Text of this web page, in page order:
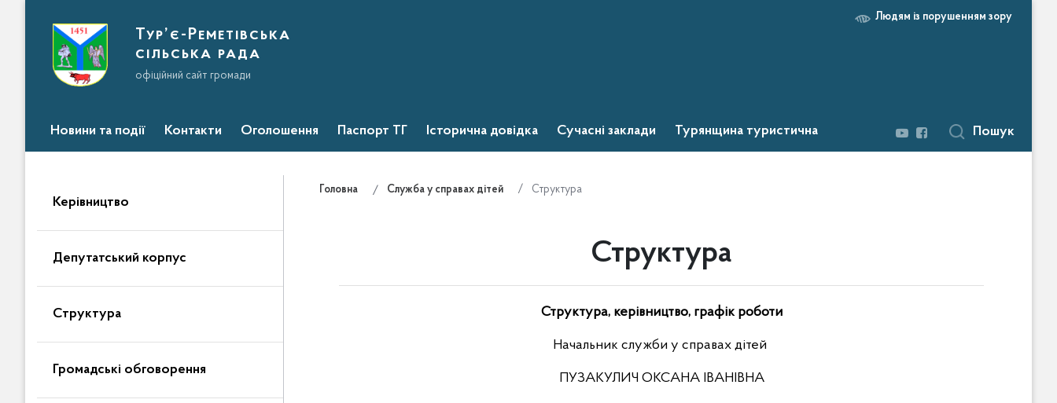
Тур’є-Реметівська
сільська рада
офіційний сайт громади
Людям із порушенням зору
Новини та події Контакти Оголошення Паспорт ТГ Історична довідка Сучасні заклади Турянщина туристична Пошук
Керівництво
Депутатський корпус
Структура
Громадські обговорення
Головна Служба у справах дітей Структура
Структура
Структура, керівництво, графік роботи
Начальник служби у справах дітей
ПУЗАКУЛИЧ ОКСАНА ІВАНІВНА